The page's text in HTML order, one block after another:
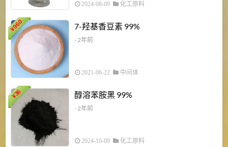
2024-08-09 化工原料
¥
960 7-羟基香豆素 99%
- 2年前
2021-06-22 中间体
¥
36 醇溶苯胺黑 99%
- 2年前
2024-10-09 化工原料